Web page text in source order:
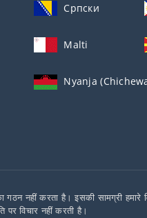
Српски
Malti
Nyanja
नहीं करता है। इसकी सामग्री हमारे
पर विचार नहीं करती है।